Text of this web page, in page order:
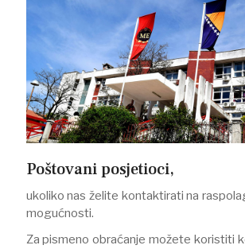
Poštovani posjetioci,
ukoliko nas želite kontaktirati na
mogućnosti.
Za pismeno obraćanje možete koristiti